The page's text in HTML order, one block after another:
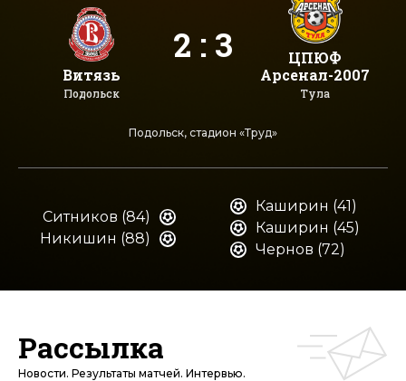
Витязь
Подольск
2 : 3
ЦПЮФ
Арсенал-2007
Тула
Подольск, стадион «Труд»
Ситников (84)
Никишин (88)
Каширин (41)
Каширин (45)
Чернов (72)
Рассылка
Новости. Результаты матчей. Интервью.